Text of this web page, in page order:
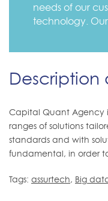
needs of our
technology.
Description
Capital Quant Agency
ranges of solutions
standards and with
fundamental, in order
Tags: assurtech, Big